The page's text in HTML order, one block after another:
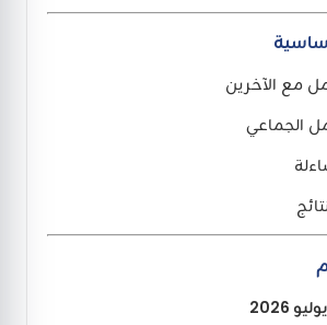
مع الآخرين
الجماعي